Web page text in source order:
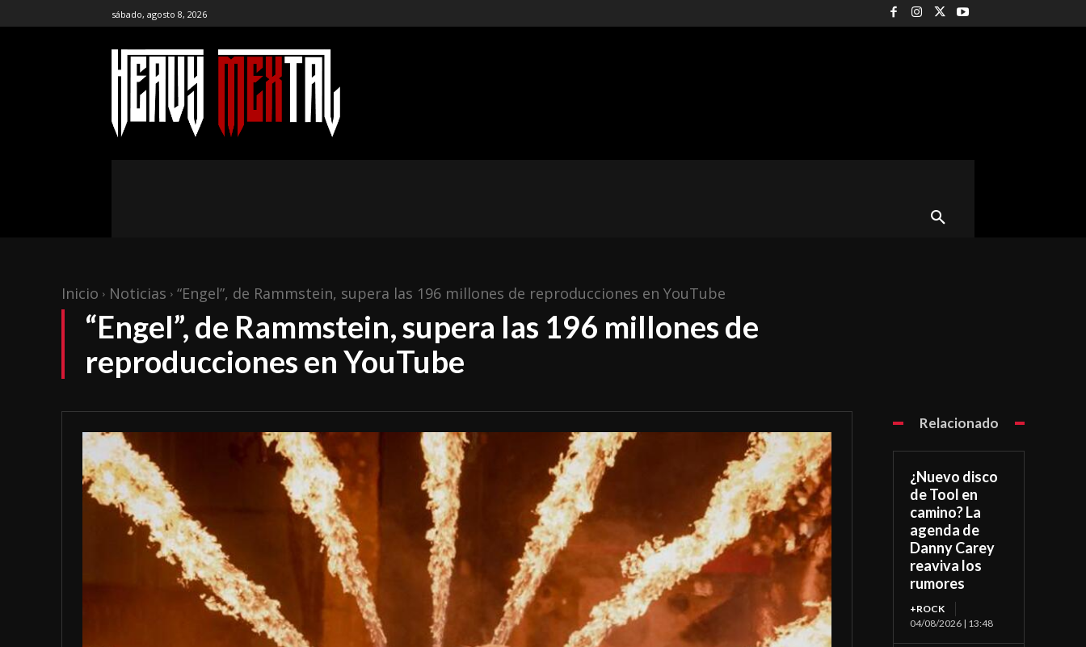
sábado, agosto 8, 2026
Inicio Noticias “Engel”, de Rammstein, supera las 196 millones de reproducciones en YouTube
“Engel”, de Rammstein, supera las 196 millones de
reproducciones en YouTube
Relacionado
¿Nuevo disco
de Tool en
camino? La
agenda de
Danny Carey
reaviva los
rumores
+ROCK
04/08/2026 | 13:48